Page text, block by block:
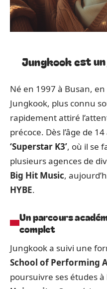
Jungkook est
Né en 1997 à Busan,
Jungkook, plus connu
rapidement attiré
précoce. Dès l’âge de
‘Superstar K3’, où il se
plusieurs agences de
Big Hit Music,
HYBE.
Un parcours
complet
Jungkook a suivi une
School of Performing
poursuivre ses études à